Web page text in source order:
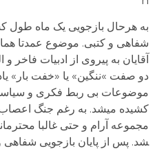
شفاهی و کتبی. موضوع عمدتا
آقایان به پیروی از ادبیات فاخر و
دو صفت »ننگین» یا «خفت بار» یاد
موضوعات بی ربط فکری و سیاسی
کشیده می­شد. به رغم جنگ اعصاب
شد. پس از پایان بازجویی شفاهی